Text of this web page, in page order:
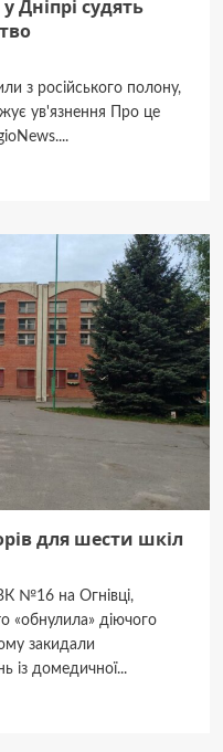
Дніпрі судять
з російського полону,
ув'язнення Про це
для шести шкіл
№16 на Огнівці,
«обнулила» діючого
закидали
із домедичної...